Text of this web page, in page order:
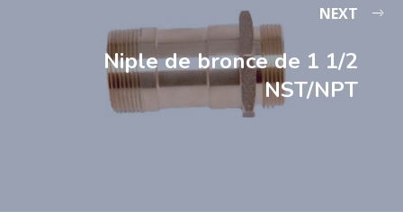
NEXT
Niple de bronce de 1 1/2
NST/NPT